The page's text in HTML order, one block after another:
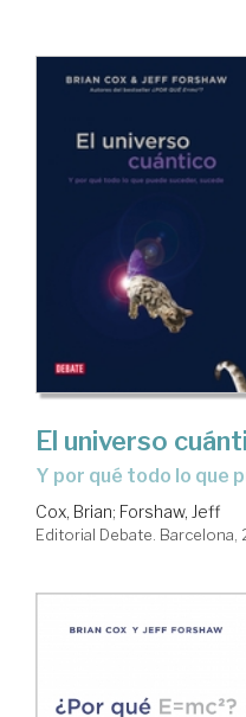
El universo
y por qué todo lo que
Cox, Brian; Forshaw, Jeff
Editorial Debate. Barcelona,